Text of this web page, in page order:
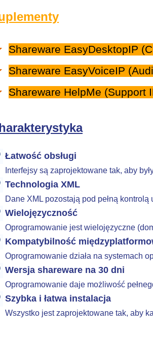
Shareware EasyDesktopIP
Shareware EasyVoiceIP
Shareware HelpMe (Support
Łatwość obsługi
Interfejsy są zaprojektowane tak, aby
Technologia XML
Dane XML pozostają pod pełną
Wielojęzyczność
Oprogramowanie jest wielojęzyczne
Kompatybilność
Oprogramowanie działa na systemach
Wersja shareware na 30 dni
Oprogramowanie daje możliwość
Szybka i łatwa instalacja
Wszystko jest zaprojektowane tak, aby